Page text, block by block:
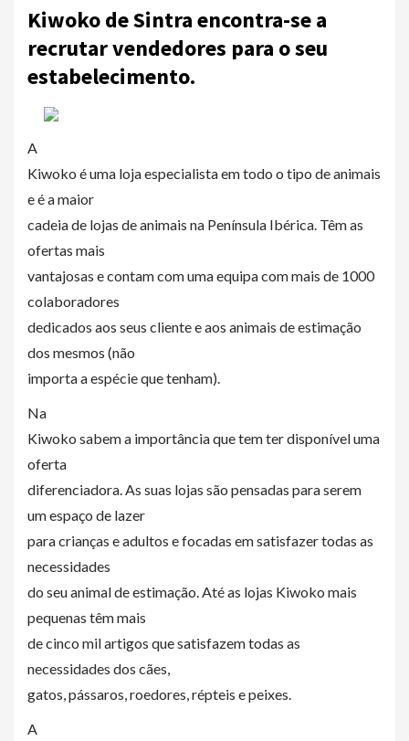
Kiwoko de Sintra encontra-se a
recrutar vendedores para o seu
estabelecimento.
A
Kiwoko é uma loja especialista em todo o tipo de animais
e é a maior
cadeia de lojas de animais na Península Ibérica. Têm as
ofertas mais
vantajosas e contam com uma equipa com mais de 1000
colaboradores
dedicados aos seus cliente e aos animais de estimação
dos mesmos (não
importa a espécie que tenham).
Na
Kiwoko sabem a importância que tem ter disponível uma
oferta
diferenciadora. As suas lojas são pensadas para serem
um espaço de lazer
para crianças e adultos e focadas em satisfazer todas as
necessidades
do seu animal de estimação. Até as lojas Kiwoko mais
pequenas têm mais
de cinco mil artigos que satisfazem todas as
necessidades dos cães,
gatos, pássaros, roedores, répteis e peixes.
A